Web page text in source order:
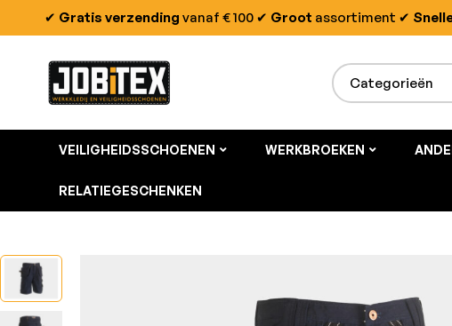
✔ Gratis verzending vanaf € 100 ✔ Groot assortiment ✔
VEILIGHEIDSSCHOENEN WERKBROEKEN
RELATIEGESCHENKEN